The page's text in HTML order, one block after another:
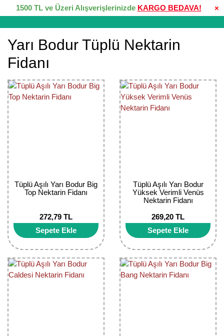
×
1500 TL ve Üzeri Alışverişlerinizde KARGO BEDAVA!
Yarı Bodur Tüplü Nektarin
Fidanı
Tüplü Aşılı Yarı Bodur Big
Top Nektarin Fidanı
272,79 TL
Sepete Ekle
Tüplü Aşılı Yarı Bodur
Yüksek Verimli Venüs
Nektarin Fidanı
269,20 TL
Sepete Ekle